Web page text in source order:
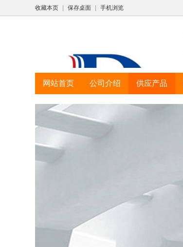
收藏本页 保存桌面 手机浏览
网站首页 公司介绍 供应产品